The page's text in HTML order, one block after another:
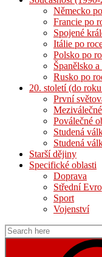
Německo
Francie po
Spojené
Itálie po
Polsko po
Španělsko
Rusko po
20. století (do
První
Poválečné
Studená
Studená
Starší dějiny
Specifické oblasti
Doprava
Střední
Sport
Vojenství
Search
for: